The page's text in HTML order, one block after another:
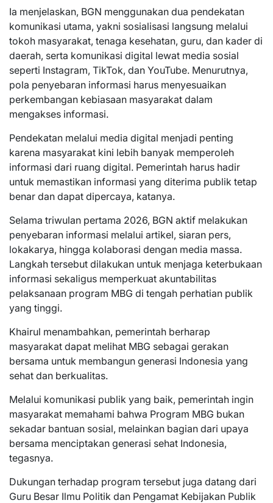
Ia menjelaskan, BGN menggunakan dua pendekatan
komunikasi utama, yakni sosialisasi langsung melalui
tokoh masyarakat, tenaga kesehatan, guru, dan kader di
daerah, serta komunikasi digital lewat media sosial
seperti Instagram, TikTok, dan YouTube. Menurutnya,
pola penyebaran informasi harus menyesuaikan
perkembangan kebiasaan masyarakat dalam
mengakses informasi.
Pendekatan melalui media digital menjadi penting
karena masyarakat kini lebih banyak memperoleh
informasi dari ruang digital. Pemerintah harus hadir
untuk memastikan informasi yang diterima publik tetap
benar dan dapat dipercaya, katanya.
Selama triwulan pertama 2026, BGN aktif melakukan
penyebaran informasi melalui artikel, siaran pers,
lokakarya, hingga kolaborasi dengan media massa.
Langkah tersebut dilakukan untuk menjaga keterbukaan
informasi sekaligus memperkuat akuntabilitas
pelaksanaan program MBG di tengah perhatian publik
yang tinggi.
Khairul menambahkan, pemerintah berharap
masyarakat dapat melihat MBG sebagai gerakan
bersama untuk membangun generasi Indonesia yang
sehat dan berkualitas.
Melalui komunikasi publik yang baik, pemerintah ingin
masyarakat memahami bahwa Program MBG bukan
sekadar bantuan sosial, melainkan bagian dari upaya
bersama menciptakan generasi sehat Indonesia,
tegasnya.
Dukungan terhadap program tersebut juga datang dari
Guru Besar Ilmu Politik dan Pengamat Kebijakan Publik